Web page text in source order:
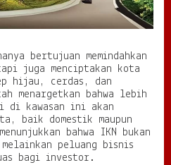
bertujuan memindahkan
juga menciptakan kota
hijau, cerdas, dan
menargetkan bahwa lebih
di kawasan ini akan
baik domestik maupun
bahwa IKN bukan
peluang bisnis
bagi investor.